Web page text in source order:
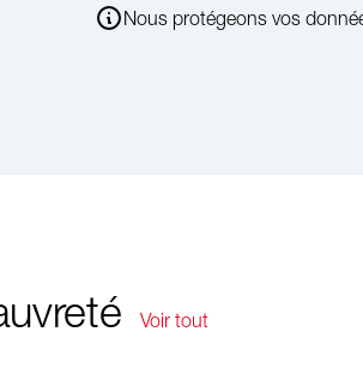
Nous protégeons vos
Voir tout